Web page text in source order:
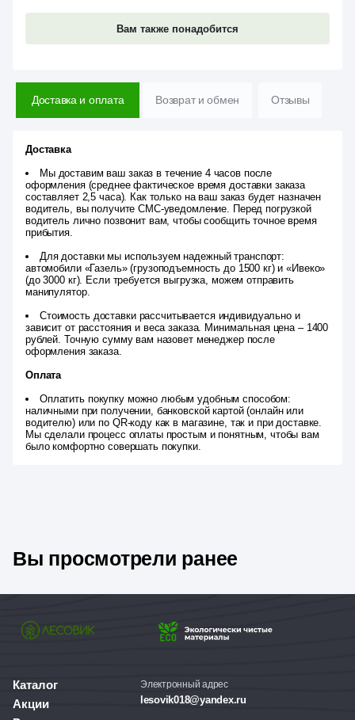
Вам также понадобится
Доставка и оплата Возврат и обмен Отзывы
Доставка
Мы доставим ваш заказ в течение 4 часов после
оформления (среднее фактическое время доставки заказа
составляет 2,5 часа). Как только на ваш заказ будет назначен
водитель, вы получите СМС-уведомление. Перед погрузкой
водитель лично позвонит вам, чтобы сообщить точное время
прибытия.
Для доставки мы используем надежный транспорт:
автомобили «Газель» (грузоподъемность до 1500 кг) и «Ивеко»
(до 3000 кг). Если требуется выгрузка, можем отправить
манипулятор.
Стоимость доставки рассчитывается индивидуально и
зависит от расстояния и веса заказа. Минимальная цена – 1400
рублей. Точную сумму вам назовет менеджер после
оформления заказа.
Оплата
Оплатить покупку можно любым удобным способом:
наличными при получении, банковской картой (онлайн или
водителю) или по QR-коду как в магазине, так и при доставке.
Мы сделали процесс оплаты простым и понятным, чтобы вам
было комфортно совершать покупки.
Вы просмотрели ранее
Каталог
Акции
Электронный адрес
lesovik018@yandex.ru